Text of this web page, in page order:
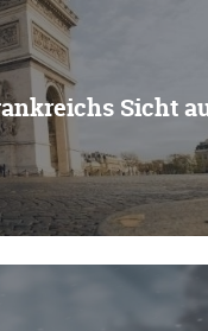
Sicht